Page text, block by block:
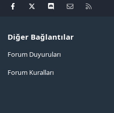
Facebook
X Discord Bize ulaşın
Diğer Bağlantılar
Forum Duyuruları
Forum Kuralları